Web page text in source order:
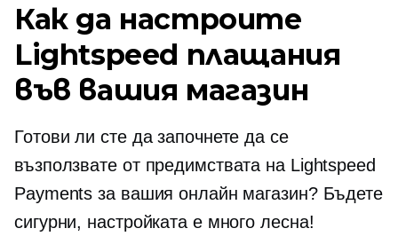
Как да настроите
Lightspeed плащания
във вашия магазин
Готови ли сте да започнете да се
възползвате от предимствата на Lightspeed
Payments за вашия онлайн магазин? Бъдете
сигурни, настройката е много лесна!